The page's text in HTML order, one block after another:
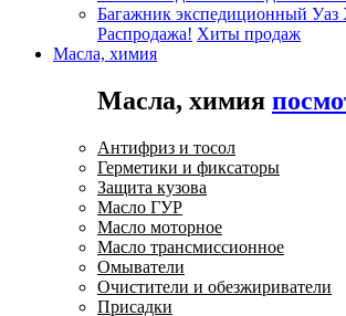
Багажник экспедиционный Уаз
Распродажа! Хиты продаж
Масла, химия
Масла, химия
Антифриз и тосол
Герметики и фиксаторы
Защита кузова
Масло ГУР
Масло моторное
Масло трансмиссионное
Омыватели
Очистители и обезжириватели
Присадки